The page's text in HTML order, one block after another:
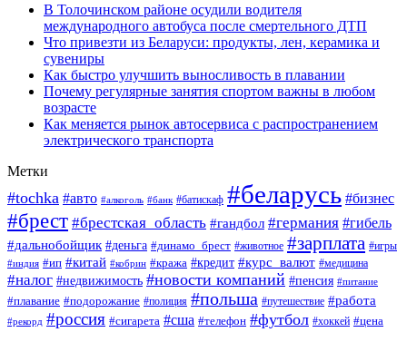
В Толочинском районе осудили водителя
международного автобуса после смертельного ДТП
Что привезти из Беларуси: продукты, лен, керамика и
сувениры
Как быстро улучшить выносливость в плавании
Почему регулярные занятия спортом важны в любом
возрасте
Как меняется рынок автосервиса с распространением
электрического транспорта
Метки
#tochka #авто #алкоголь #банк #батискаф #беларусь #бизнес
#брест #брестская_область #гандбол #германия #гибель
#дальнобойщик #деньга #динамо_брест #животное #зарплата #игры
#индия #ип #китай #кобрин #кража #кредит #курс_валют #медицина
#налог #недвижимость #новости компаний #пенсия #питание
#плавание #подорожание #полиция #польша #путешествие #работа
#рекорд #россия #сигарета #сша #телефон #футбол #хоккей #цена